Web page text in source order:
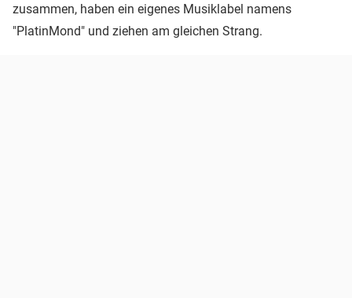
zusammen, haben ein eigenes Musiklabel namens
"PlatinMond" und ziehen am gleichen Strang.